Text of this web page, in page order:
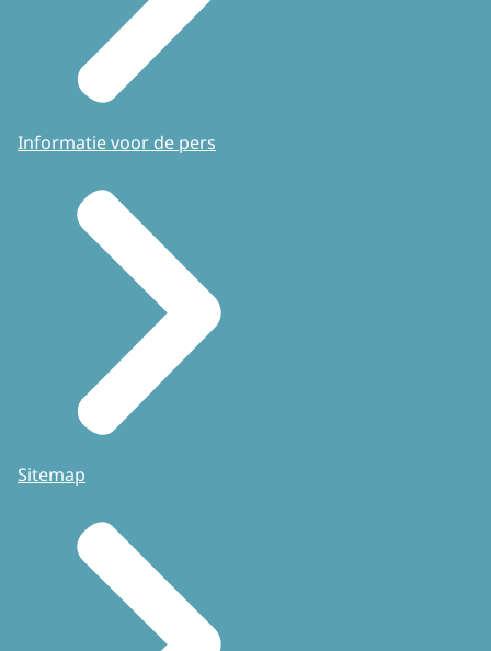
Informatie voor de pers
Sitemap